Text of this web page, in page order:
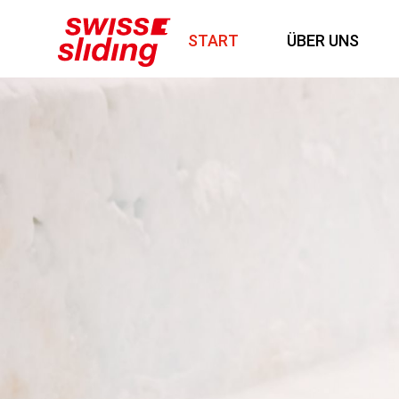
START ÜBER UNS